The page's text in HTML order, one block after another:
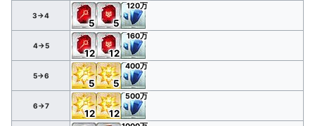
3→4
5 5
120万
4→5
12 12
160万
5→6
5 5
400万
6→7
12 12
500万